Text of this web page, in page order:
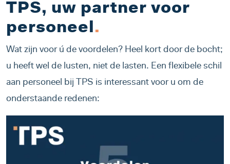
TPS, uw partner voor
personeel.
Wat zijn voor ú de voordelen? Heel kort door de bocht;
u heeft wel de lusten, niet de lasten. Een flexibele schil
aan personeel bij TPS is interessant voor u om de
onderstaande redenen: